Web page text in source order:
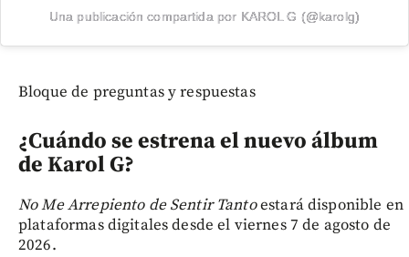
Una publicación compartida por KAROL G (@karolg)
Bloque de preguntas y respuestas
¿Cuándo se estrena el nuevo álbum
de Karol G?
No Me Arrepiento de Sentir Tantoestará disponible en
plataformas digitales desde el viernes 7 de agosto de
2026.